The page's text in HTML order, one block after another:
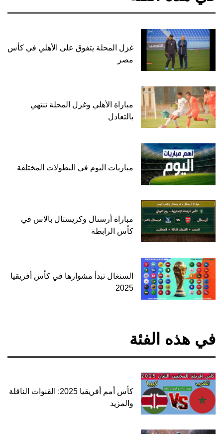
غزل المحلة يتفوق على الأهلي في كأس
مصر
مباراة الأهلي وغزل المحلة تنتهي
بالتعادل
مباريات اليوم في البطولات المختلفة
مباراة أرسنال وكريستال بالاس في
كأس الرابطة
السنغال تبدأ مشوارها في كأس أفريقيا
2025
في هذه الفئة
كأس أمم أفريقيا 2025: القنوات الناقلة
والمزيد